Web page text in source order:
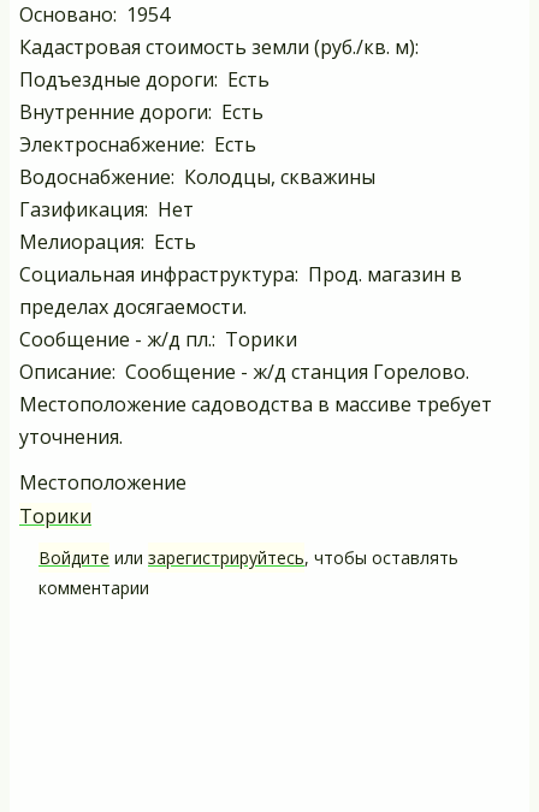
Основано: 1954
Кадастровая стоимость земли (руб./кв. м):
Подъездные дороги: Есть
Внутренние дороги: Есть
Электроснабжение: Есть
Водоснабжение: Колодцы, скважины
Газификация: Нет
Мелиорация: Есть
Социальная инфраструктура: Прод. магазин в
пределах досягаемости.
Сообщение - ж/д пл.: Торики
Описание: Сообщение - ж/д станция Горелово.
Местоположение садоводства в массиве требует
уточнения.
Местоположение
Торики
Войдите или зарегистрируйтесь, чтобы оставлять
комментарии